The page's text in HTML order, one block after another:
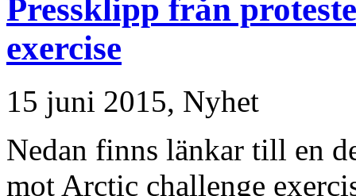
Pressklipp från
exercise
15 juni 2015, Nyhet
Nedan finns länkar till en
mot Arctic challenge